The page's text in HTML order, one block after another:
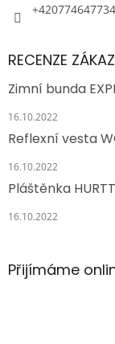
+420774647734
RECENZE
Zimní bunda
16.10.2022
Reflexní vesta
16.10.2022
Pláštěnka
16.10.2022
Přijímáme